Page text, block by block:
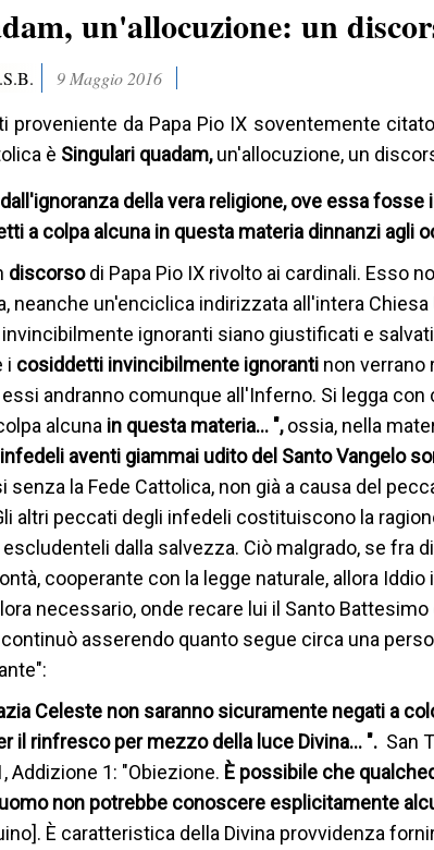
un'allocuzione: un
9 Maggio 2016
proveniente da Papa Pio IX soventemente
è Singulari quadam,un'allocuzione, un
della vera religione, ove essa fosse
a colpa alcuna in questa materia dinnanzi agli
discorsodi Papa Pio IX rivolto ai cardinali. Esso
neanche un'enciclica indirizzata all'intera
ignoranti siano giustificati e
i cosiddetti invincibilmente ignoranti non verrano
andranno comunque all'Inferno. Si legga
alcuna in questa materia… ",ossia, nella
aventi giammai udito del Santo Vangelo
la Fede Cattolica, non già a causa del
altri peccati degli infedeli costituiscono la
dalla salvezza. Ciò malgrado, se fra
cooperante con la legge naturale, allora
necessario, onde recare lui il Santo Battesimo
asserendo quanto segue circa una
Celeste non saranno sicuramente negati a
il rinfresco per mezzo della luce Divina… ". San
Addizione 1: "Obiezione. È possibile che
non potrebbe conoscere esplicitamente
È caratteristica della Divina provvidenza